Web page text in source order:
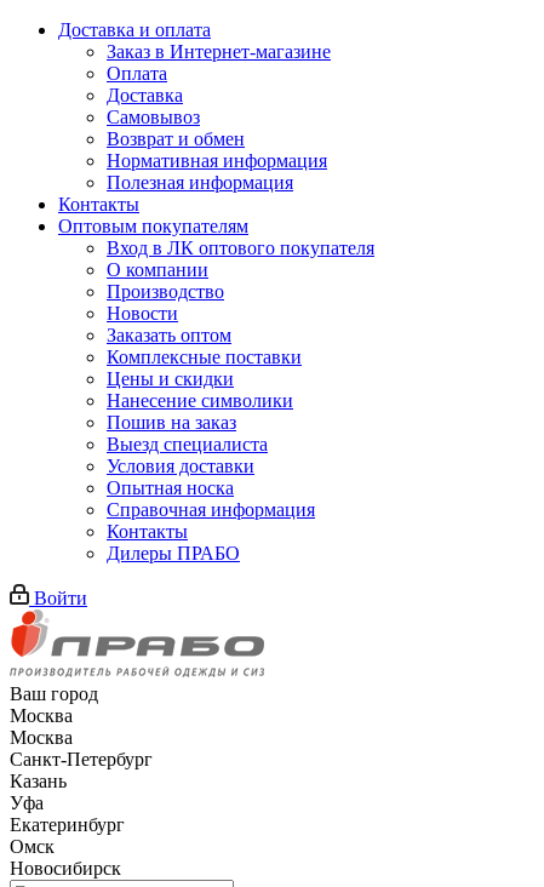
Доставка и оплата
Заказ в Интернет-магазине
Оплата
Доставка
Самовывоз
Возврат и обмен
Нормативная информация
Полезная информация
Контакты
Оптовым покупателям
Вход в ЛК оптового покупателя
О компании
Производство
Новости
Заказать оптом
Комплексные поставки
Цены и скидки
Нанесение символики
Пошив на заказ
Выезд специалиста
Условия доставки
Опытная носка
Справочная информация
Контакты
Дилеры ПРАБО
Войти
Ваш город
Москва
Москва
Санкт-Петербург
Казань
Уфа
Екатеринбург
Омск
Новосибирск